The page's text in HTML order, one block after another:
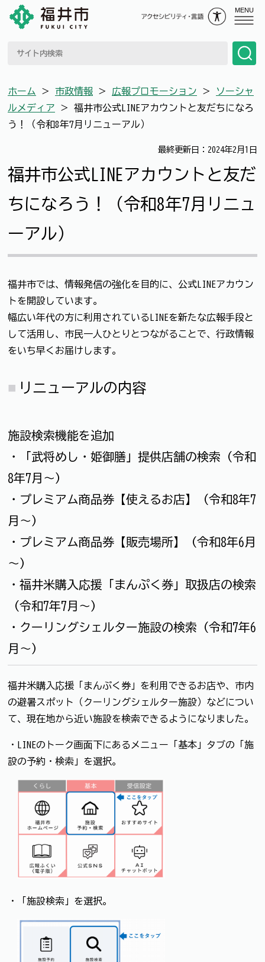
MENU
ホーム ＞ 市政情報 ＞ 広報プロモーション ＞
ソーシャ
ルメディア ＞ 福井市公式LINEアカウントと友だちになろ
う！（令和8年7月リニューアル）
最終更新日：2024年2月1日
福井市公式LINEアカウントと友だ
ちになろう！（令和8年7月リニュ
ーアル）
福井市では、情報発信の強化を目的に、公式LINEアカウン
トを開設しています。
幅広い年代の方に利用されているLINEを新たな広報手段と
して活用し、市民一人ひとりとつながることで、行政情報
をいち早くお届けします。
リニューアルの内容
施設検索機能を追加
・「武将めし・姫御膳」提供店舗の検索（令和
8年7月～）
・プレミアム商品券【使えるお店】（令和8年7
月～）
・プレミアム商品券【販売場所】（令和8年6月
～）
・福井米購入応援「まんぷく券」取扱店の検索
（令和7年7月～）
・クーリングシェルター施設の検索（令和7年6
月～）
福井米購入応援「まんぷく券」を利用できるお店や、市内
の避暑スポット（クーリングシェルター施設）などについ
て、現在地から近い施設を検索できるようになりました。
・LINEのトーク画面下にあるメニュー「基本」タブの「施
設の予約・検索」を選択。
・「施設検索」を選択。